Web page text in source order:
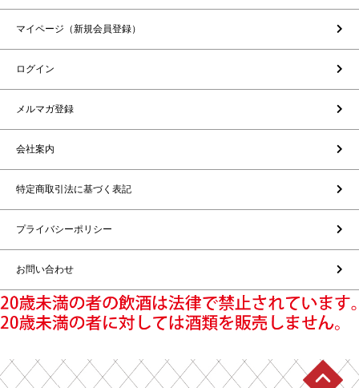
マイページ（新規会員登録）
ログイン
メルマガ登録
会社案内
特定商取引法に基づく表記
プライバシーポリシー
お問い合わせ